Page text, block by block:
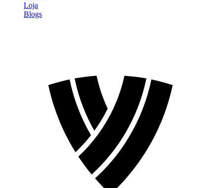
Loja
Blogs